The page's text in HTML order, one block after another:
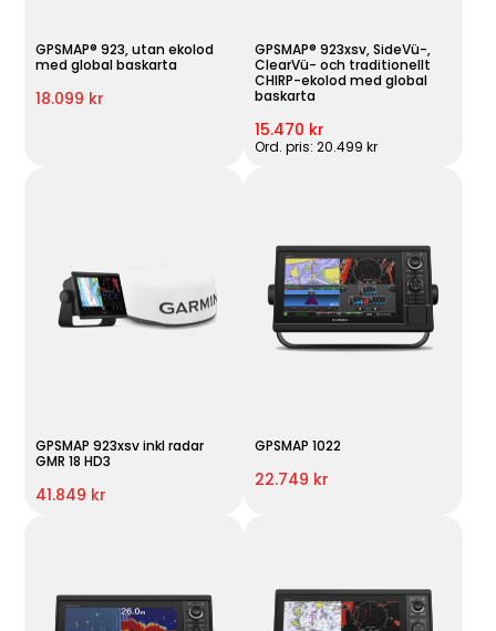
GPSMAP® 923, utan ekolod
med global baskarta
18.099 kr
GPSMAP® 923xsv, SideVü-,
ClearVü- och traditionellt
CHIRP-ekolod med global
baskarta
15.470 kr
Ord. pris: 20.499 kr
GPSMAP 923xsv inkl radar
GMR 18 HD3
41.849 kr
GPSMAP 1022
22.749 kr